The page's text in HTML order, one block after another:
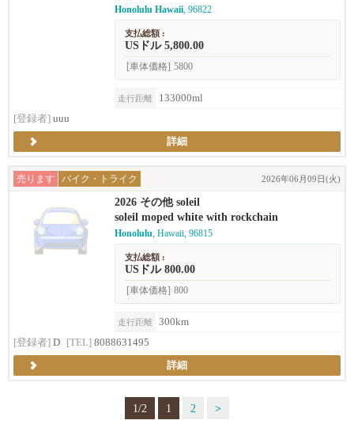
Honolulu Hawaii, 96822
支払総額 :
USドル 5,800.00
[車体価格] 5800
走行距離
133000ml
[登録者] uuu
詳細
売ります バイク・トライク 2026年06月09日(火)
2026 その他 soleil
soleil moped white with rockchain
Honolulu, Hawaii, 96815
支払総額 :
USドル 800.00
[車体価格] 800
走行距離
300km
[登録者] D [TEL] 8088631495
詳細
1/2 1 2 >